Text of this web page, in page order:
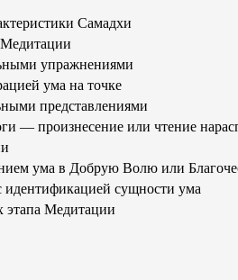
Самадхи
упражнениями
ума на точке
представлениями
— произнесение или чтение
ума в Добрую Волю или
идентификацией сущности ума
этапа Медитации